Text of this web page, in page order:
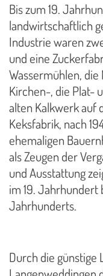
Bis zum 19.
landwirtschaftlich
Industrie waren
und eine
Wassermühlen,
Kirchen-, die Plat-
alten Kalkwerk auf
Keksfabrik, nach
ehemaligen
als Zeugen der
und Ausstattung
im 19. Jahrhundert
Jahrhunderts.
Durch die günstige